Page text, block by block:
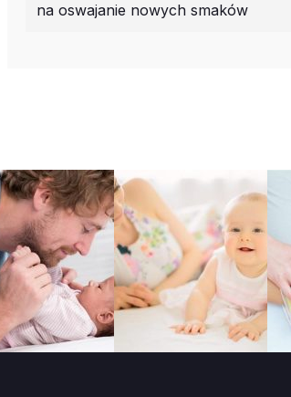
na oswajanie nowych smaków